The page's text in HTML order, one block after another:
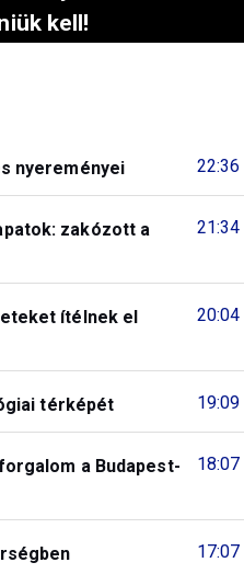
kell!
22:36
nyereményei
21:34
zakózott a
20:04
ítélnek el
19:09
térképét
18:07
a Budapest-
17:07